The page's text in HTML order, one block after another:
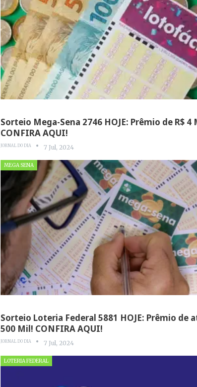
Sorteio Mega-Sena 2746 HOJE: Prêmio de R$ 4
CONFIRA AQUI!
JORNAL DO DIA 7 Jul, 2024
MEGA SENA
Sorteio Loteria Federal 5881 HOJE: Prêmio de
500 Mil! CONFIRA AQUI!
JORNAL DO DIA 7 Jul, 2024
LOTERIA FEDERAL